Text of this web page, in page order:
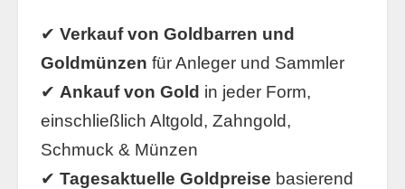
✔ Verkauf von Goldbarren und
Goldmünzen für Anleger und Sammler
✔ Ankauf von Gold in jeder Form,
einschließlich Altgold, Zahngold,
Schmuck & Münzen
✔ Tagesaktuelle Goldpreise basierend